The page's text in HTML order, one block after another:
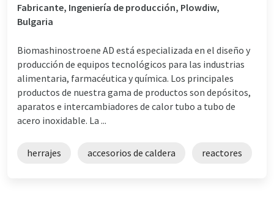
Fabricante, Ingeniería de producción, Plowdiw,
Bulgaria
Biomashinostroene AD está especializada en el diseño y
producción de equipos tecnológicos para las industrias
alimentaria, farmacéutica y química. Los principales
productos de nuestra gama de productos son depósitos,
aparatos e intercambiadores de calor tubo a tubo de
acero inoxidable. La ...
herrajes accesorios de caldera reactores